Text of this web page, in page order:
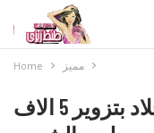
Home مميز
شوبير يعترف لمجدى الجلاد بتزوير 5 الاف